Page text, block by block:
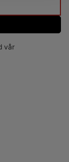
vår